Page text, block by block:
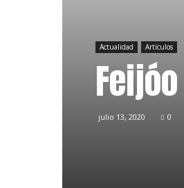
Actualidad Artículos
julio 13, 2020 0